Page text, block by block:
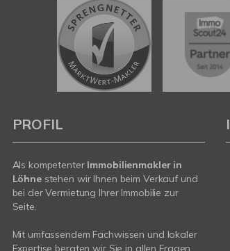
PROFIL
Als kompetenter Immobilienmakler in
Löhnestehen wir Ihnen beim Verkauf und
bei der Vermietung Ihrer Immobilie zur
Seite.
Mit umfassendem Fachwissen und lokaler
Expertise beraten wir Sie in allen Fragen